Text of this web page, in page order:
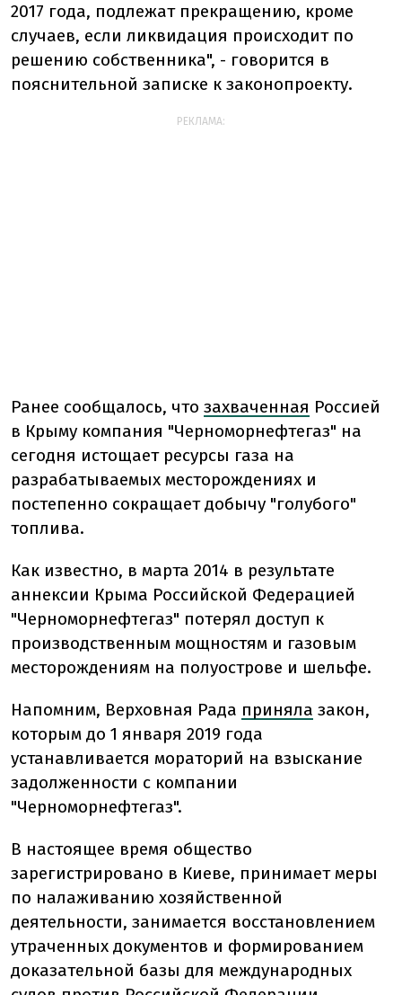
2017 года, подлежат прекращению, кроме
случаев, если ликвидация происходит по
решению собственника", - говорится в
пояснительной записке к законопроекту.
РЕКЛАМА:
Ранее сообщалось, что захваченная Россией
в Крыму компания "Черноморнефтегаз" на
сегодня истощает ресурсы газа на
разрабатываемых месторождениях и
постепенно сокращает добычу "голубого"
топлива.
Как известно, в марта 2014 в результате
аннексии Крыма Российской Федерацией
"Черноморнефтегаз" потерял доступ к
производственным мощностям и газовым
месторождениям на полуострове и шельфе.
Напомним, Верховная Рада приняла закон,
которым до 1 января 2019 года
устанавливается мораторий на взыскание
задолженности с компании
"Черноморнефтегаз".
В настоящее время общество
зарегистрировано в Киеве, принимает меры
по налаживанию хозяйственной
деятельности, занимается восстановлением
утраченных документов и формированием
доказательной базы для международных